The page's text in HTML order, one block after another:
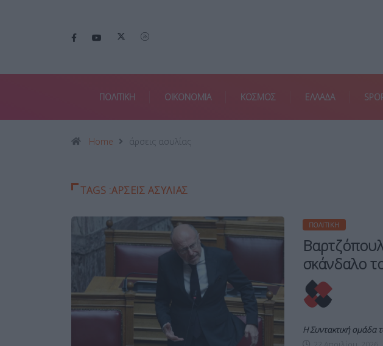
ΠΟΛΙΤΙΚΗ ΟΙΚΟΝΟΜΙΑ ΚΟΣΜΟΣ ΕΛΛΑΔΑ
Home άρσεις ασυλίας
TAGS :ΆΡΣΕΙΣ ΑΣΥΛΊΑΣ
ΠΟΛΙΤΙΚΉ
σκάνδαλο
Η Συντακτική ομάδα